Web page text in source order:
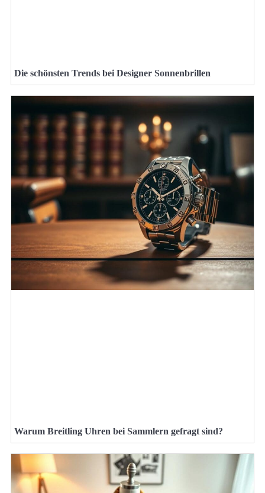
Die schönsten Trends bei Designer Sonnenbrillen
Warum Breitling Uhren bei Sammlern gefragt sind?